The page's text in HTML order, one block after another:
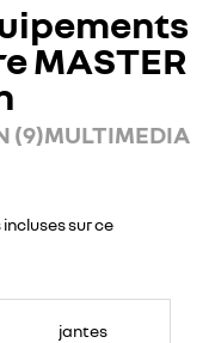
MASTER
(9)MULTIMEDIA
sur ce
jantes